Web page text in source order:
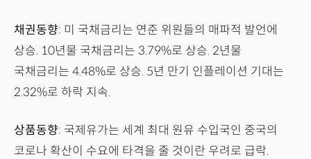
채권동향: 미 국채금리는 연준 위원들의 매파적 발언에
상승. 10년물 국채금리는 3.79%로 상승. 2년물
국채금리는 4.48%로 상승. 5년 만기 인플레이션 기대는
2.32%로 하락 지속.
상품동향: 국제유가는 세계 최대 원유 수입국인 중국의
코로나 확산이 수요에 타격을 줄 것이란 우려로 급락.